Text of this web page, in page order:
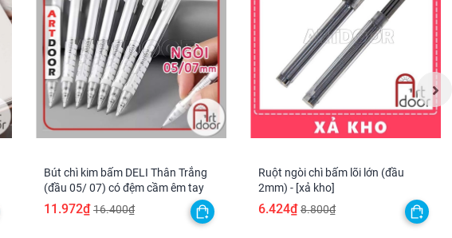
Bút chì kim bấm DELI Thân Trắng
(đầu 05/ 07) có đệm cầm êm tay
11.972₫ 16.400₫
Ruột ngòi chì bấm lõi lớn (đầu
2mm) - [xả kho]
6.424₫ 8.800₫